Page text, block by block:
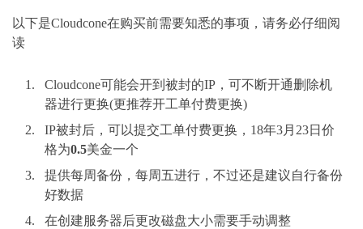
以下是Cloudcone在购买前需要知悉的事项，请务必仔细阅
读
Cloudcone可能会开到被封的IP，可不断开通删除机
器进行更换(更推荐开工单付费更换)
IP被封后，可以提交工单付费更换，18年3月23日价
格为0.5美金一个
提供每周备份，每周五进行，不过还是建议自行备份
好数据
在创建服务器后更改磁盘大小需要手动调整